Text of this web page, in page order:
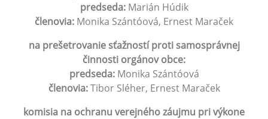
predseda:Marián Húdik
členovia: Monika Szántóová, Ernest Maraček
na prešetrovanie sťažností proti samosprávnej
činnosti orgánov obce:
predseda: Monika Szántóová
členovia:Tibor Sléher, Ernest Maraček
komisia na ochranu verejného záujmu pri výkone